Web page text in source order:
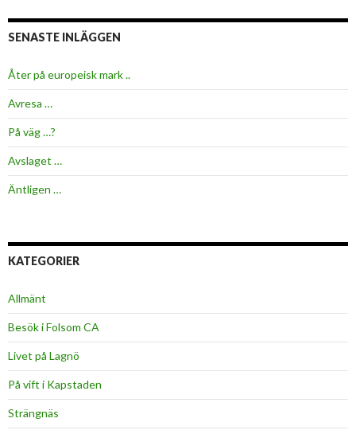
SENASTE INLÄGGEN
Åter på europeisk mark ..
Avresa …
På väg …?
Avslaget …
Äntligen …
KATEGORIER
Allmänt
Besök i Folsom CA
Livet på Lagnö
På vift i Kapstaden
Strängnäs